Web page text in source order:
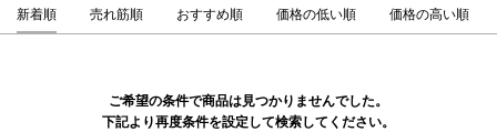
新着順 売れ筋順 おすすめ順 価格の低い順 価格の高い順
ご希望の条件で商品は見つかりませんでした。
下記より再度条件を設定して検索してください。